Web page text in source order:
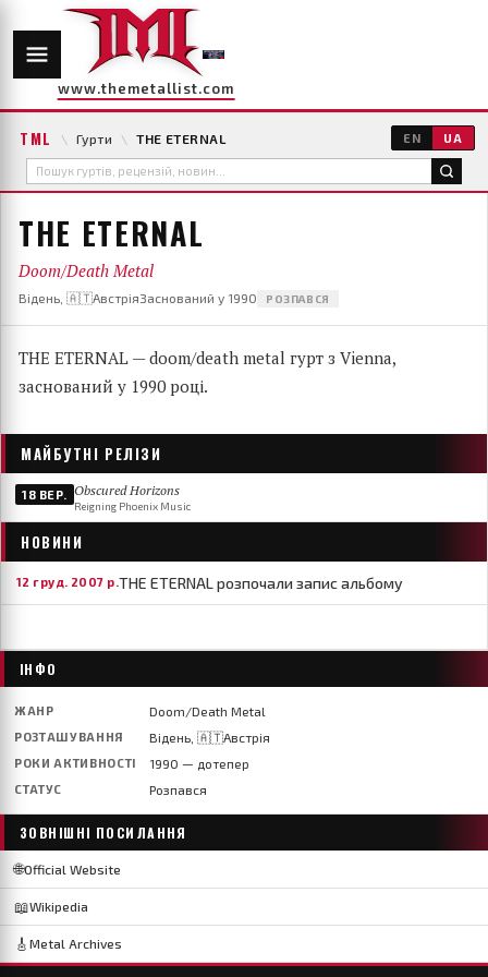
www.themetallist.com
TML \ Гурти \ THE ETERNAL EN UA
THE ETERNAL
Doom/Death Metal
Відень, 🇦🇹АвстріяЗаснований у 1990 РОЗПАВСЯ
THE ETERNAL — doom/death metal гурт з Vienna,
заснований у 1990 році.
МАЙБУТНІ РЕЛІЗИ
18 ВЕР. Obscured Horizons
Reigning Phoenix Music
НОВИНИ
12 груд. 2007 р.THE ETERNAL розпочали запис альбому
ІНФО
ЖАНР Doom/Death Metal
РОЗТАШУВАННЯ Відень, 🇦🇹Австрія
РОКИ АКТИВНОСТІ 1990 — дотепер
СТАТУС Розпався
ЗОВНІШНІ ПОСИЛАННЯ
🌐Official Website
📖Wikipedia
🎸 Metal Archives